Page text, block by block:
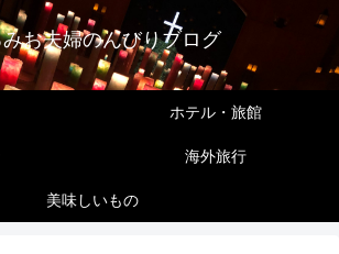
お夫婦のんびりブログ
ホテル・旅館
海外旅行
美味しいもの